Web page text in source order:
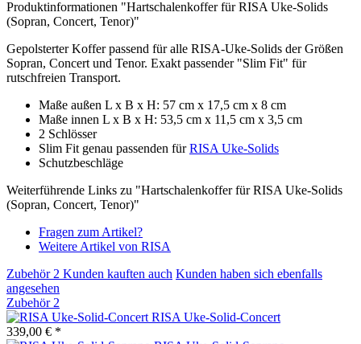
Produktinformationen "Hartschalenkoffer für RISA Uke-Solids
(Sopran, Concert, Tenor)"
Gepolsterter Koffer passend für alle RISA-Uke-Solids der Größen
Sopran, Concert und Tenor. Exakt passender "Slim Fit" für
rutschfreien Transport.
Maße außen L x B x H: 57 cm x 17,5 cm x 8 cm
Maße innen L x B x H: 53,5 cm x 11,5 cm x 3,5 cm
2 Schlösser
Slim Fit genau passenden fürRISA Uke-Solids
Schutzbeschläge
Weiterführende Links zu "Hartschalenkoffer für RISA Uke-Solids
(Sopran, Concert, Tenor)"
Fragen zum Artikel?
Weitere Artikel von RISA
Zubehör 2 Kunden kauften auch Kunden haben sich ebenfalls
angesehen
Zubehör 2
RISA Uke-Solid-Concert
339,00 € *